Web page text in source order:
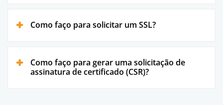
Como faço para solicitar um SSL?
Como faço para gerar uma solicitação de
assinatura de certificado (CSR)?